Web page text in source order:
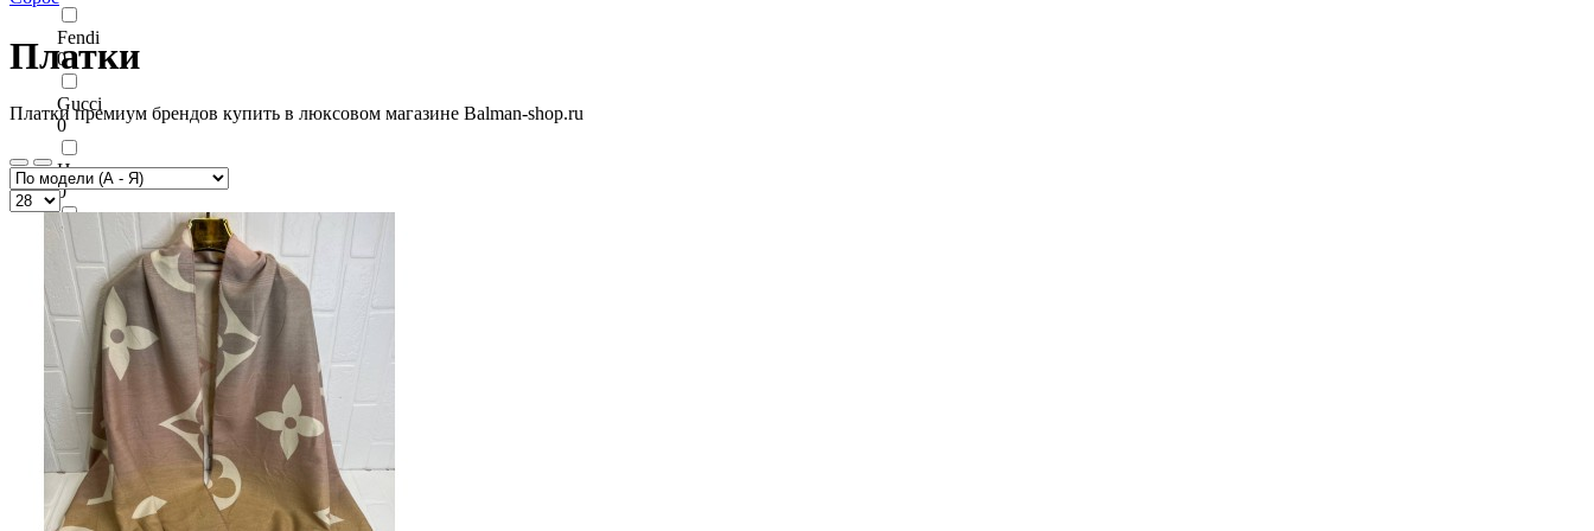
Fendi
0
Gucci
0
Hermes
0
Loewe
Louis Vuitton
0
YSL
Платки
Платки премиум брендов купить в люксовом магазине Balman-shop.ru